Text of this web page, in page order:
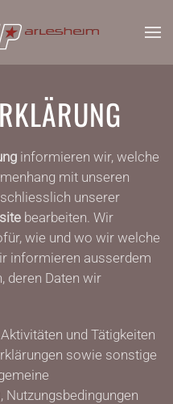
informieren wir, welche
mit unseren
unserer
bearbeiten. Wir
wie und wo wir welche
informieren ausserdem
deren Daten wir
und Tätigkeiten
sowie sonstige
Nutzungsbedingungen